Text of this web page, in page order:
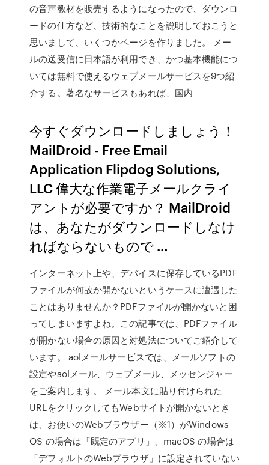
の音声教材を販売するようになったので、ダウンロ
ードの仕方など、技術的なことを説明しておこうと
思いまして、いくつかページを作りました。 メー
ルの送受信に日本語が利用でき、かつ基本機能につ
いては無料で使えるウェブメールサービスを9つ紹
介する。著名なサービスもあれば、国内
今すぐダウンロードしましょう！
MailDroid - Free Email
Application Flipdog Solutions,
LLC 偉大な作業電子メールクライ
アントが必要ですか？ MailDroid
は、あなたがダウンロードしなけ
ればならないもので …
インターネット上や、デバイスに保存しているPDF
ファイルが何故か開かないというケースに遭遇した
ことはありませんか？PDFファイルが開かないと困
ってしまいますよね。この記事では、PDFファイル
が開かない場合の原因と対処法についてご紹介して
います。 aolメールサービスでは、メールソフトの
設定やaolメール、ウェブメール、メッセンジャー
をご案内します。 メール本文に貼り付けられた
URLをクリックしてもWebサイトが開かないとき
は、お使いのWebブラウザー（※1）がWindows
OS の場合は「既定のアプリ」、macOS の場合は
「デフォルトのWebブラウザ」に設定されていない